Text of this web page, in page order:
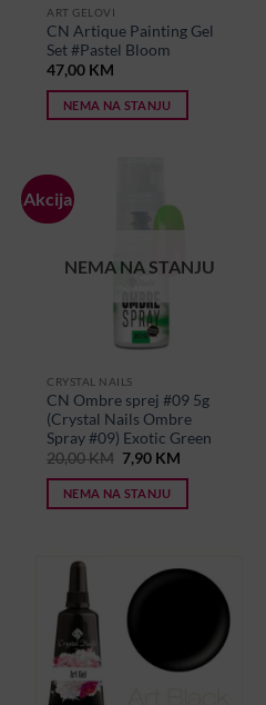
ART GELOVI
CN Artique Painting Gel
Set #Pastel Bloom
47,00 KM
NEMA NA STANJU
Akcija
NEMA NA STANJU
CRYSTAL NAILS
CN Ombre sprej #09 5g
(Crystal Nails Ombre
Spray #09) Exotic Green
20,00KM Original
price
was:
20,00 KM.
7,90 KM
is:
NEMA NA STANJU